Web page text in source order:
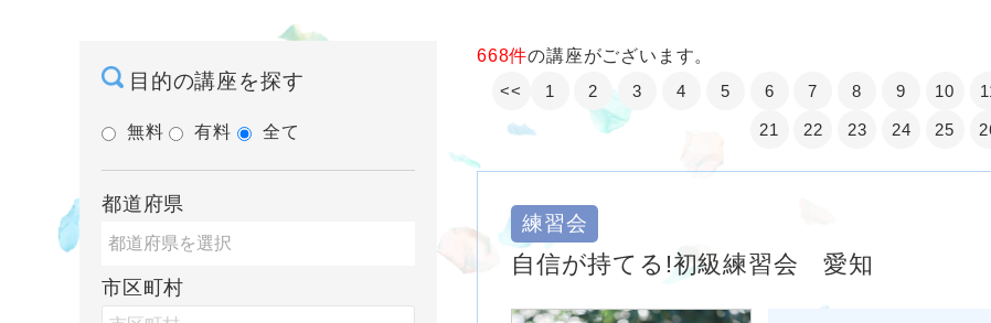
目的の講座を探す
無料 有料 全て
都道府県
市区町村
668件の講座がございます。
<<
1 2 3 4 5 6 7 8 9 10
21 22 23 24 25
練習会
自信が持てる!初級練習会 愛知